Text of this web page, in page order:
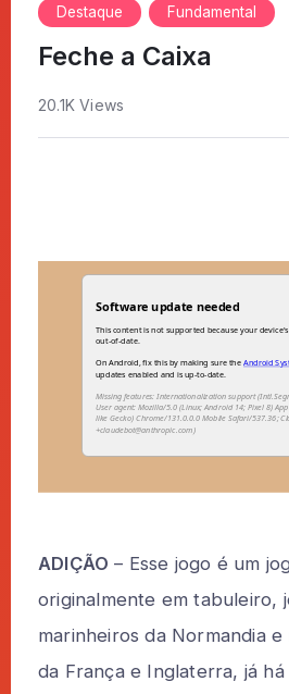
Destaque Fundamental
Feche a Caixa
20.1K Views
ADIÇÃO – Esse jogo é um
originalmente em tabuleiro,
marinheiros da Normandia
da França e Inglaterra, já há